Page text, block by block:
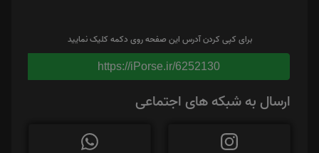
برای کپی کردن آدرس این صفحه روی دکمه کلیک نمایید
https://iPorse.ir/6252130
ارسال به شبکه های اجتماعی